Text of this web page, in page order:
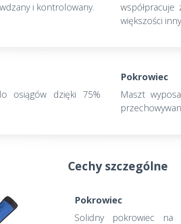
i kontrolowany.
większości
osiągów dzięki 75%
Pokrowiec
Maszt
Cechy szczególne
Pokrowiec
Solidny pokrowiec na